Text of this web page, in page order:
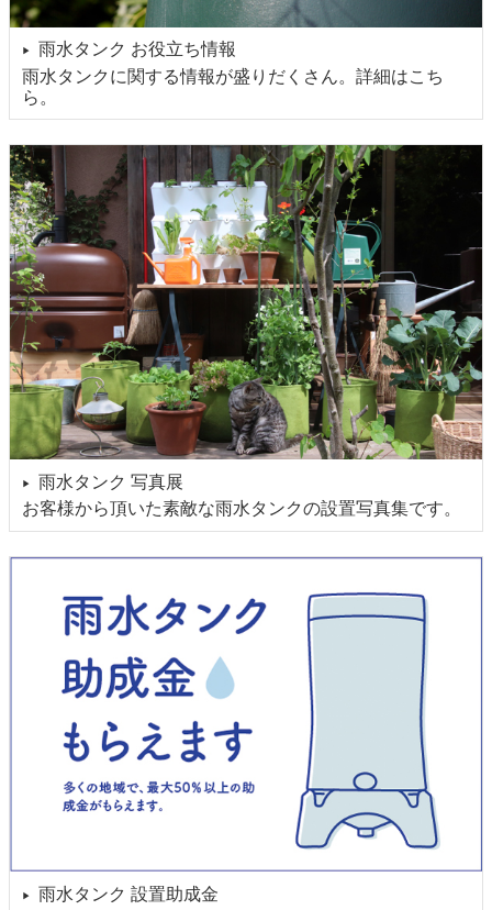
▶
雨水タンク お役立ち情報
雨水タンクに関する情報が盛りだくさん。詳細はこち
ら。
▶
雨水タンク 写真展
お客様から頂いた素敵な雨水タンクの設置写真集です。
▶
雨水タンク 設置助成金